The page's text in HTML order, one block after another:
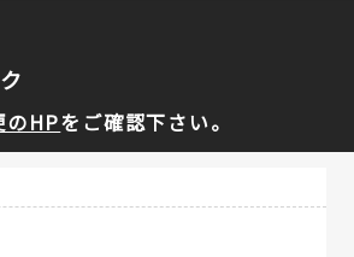
のHPをご確認下さい。